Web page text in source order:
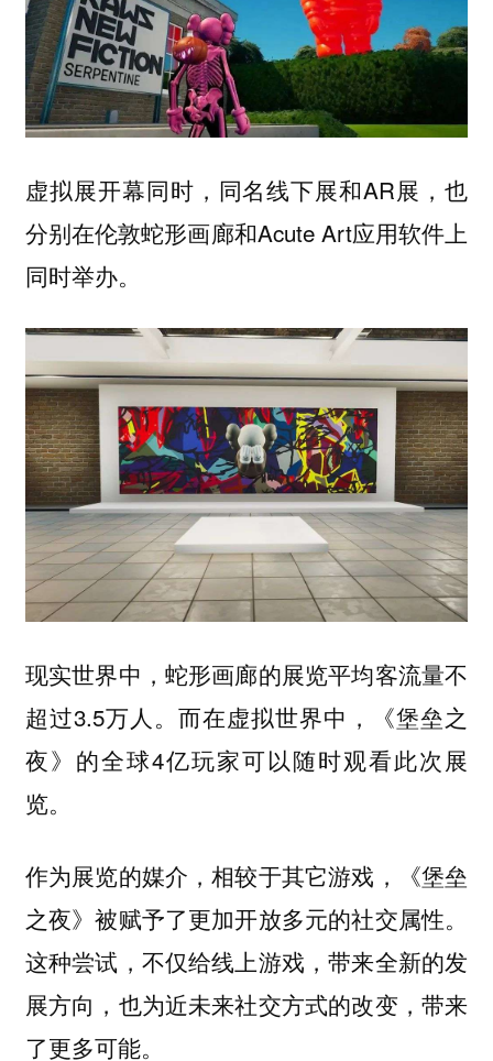
虚拟展开幕同时，同名线下展和AR展，也
分别在伦敦蛇形画廊和Acute Art应用软件上
同时举办。
现实世界中，蛇形画廊的展览平均客流量不
超过3.5万人。而在虚拟世界中，《堡垒之
夜》的全球4亿玩家可以随时观看此次展
览。
作为展览的媒介，相较于其它游戏，《堡垒
之夜》被赋予了更加开放多元的社交属性。
这种尝试，不仅给线上游戏，带来全新的发
展方向，也为近未来社交方式的改变，带来
了更多可能。